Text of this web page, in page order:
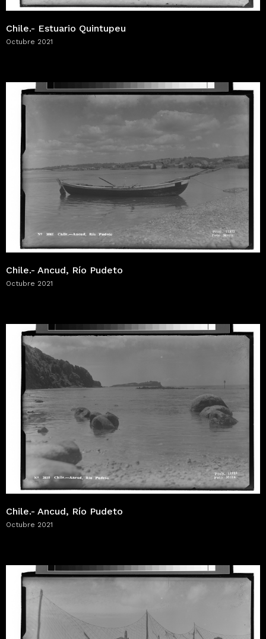
Chile.- Estuario Quintupeu
Octubre 2021
Chile.- Ancud, Río Pudeto
Octubre 2021
Chile.- Ancud, Río Pudeto
Octubre 2021